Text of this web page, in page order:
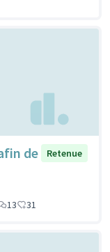
de
Retenue
13 31